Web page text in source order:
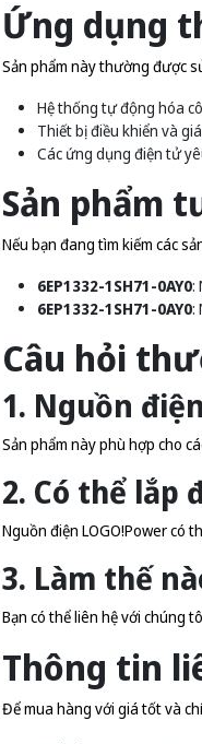
Ứng dụng
Sản phẩm này thường được
Hệ thống tự động hóa
Thiết bị điều khiển và
Các ứng dụng điện tử
Sản phẩm
Nếu bạn đang tìm kiếm các
6EP1332-1SH71-0AY0:
6EP1332-1SH71-0AY0:
Câu hỏi
1. Nguồn
Sản phẩm này phù hợp cho
2. Có thể lắp
Nguồn điện LOGO!Power có
3. Làm thế
Bạn có thể liên hệ với chúng
Thông tin
Để mua hàng với giá tốt và